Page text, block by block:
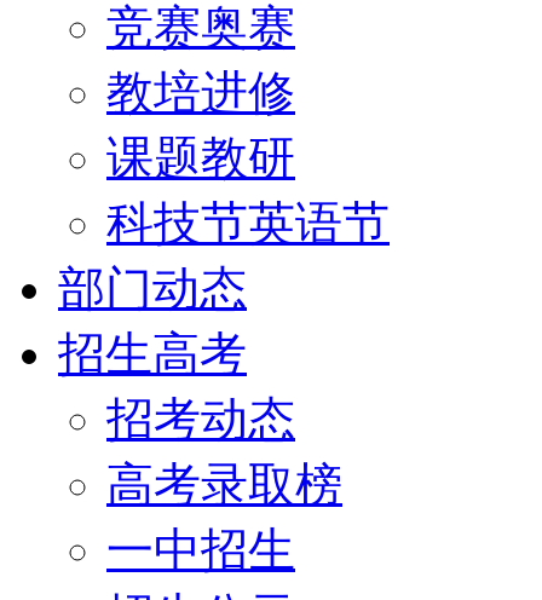
竞赛奥赛
教培进修
课题教研
科技节英语节
部门动态
招生高考
招考动态
高考录取榜
一中招生